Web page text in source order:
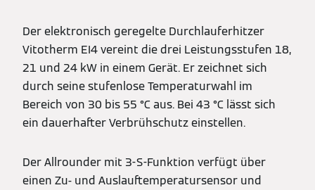
Der elektronisch geregelte Durchlauferhitzer
Vitotherm EI4 vereint die drei Leistungsstufen 18,
21 und 24 kW in einem Gerät. Er zeichnet sich
durch seine stufenlose Temperaturwahl im
Bereich von 30 bis 55 °C aus. Bei 43 °C lässt sich
ein dauerhafter Verbrühschutz einstellen.
Der Allrounder mit 3-S-Funktion verfügt über
einen Zu- und Auslauftemperatursensor und